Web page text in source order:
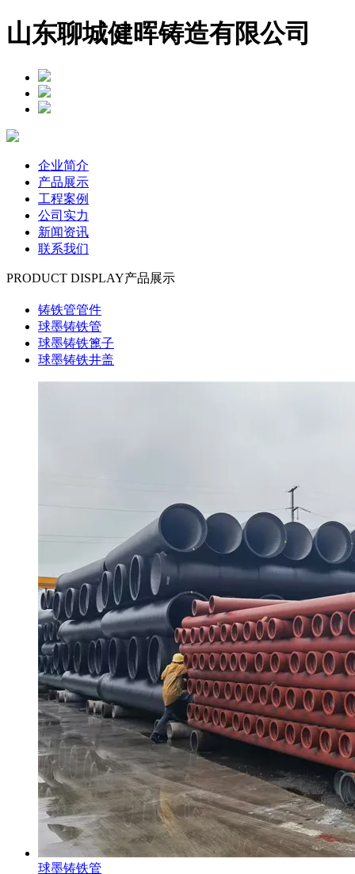
山东聊城健晖铸造有限公司
企业简介
产品展示
工程案例
公司实力
新闻资讯
联系我们
PRODUCT DISPLAY产品展示
铸铁管管件
球墨铸铁管
球墨铸铁篦子
球墨铸铁井盖
球墨铸铁管